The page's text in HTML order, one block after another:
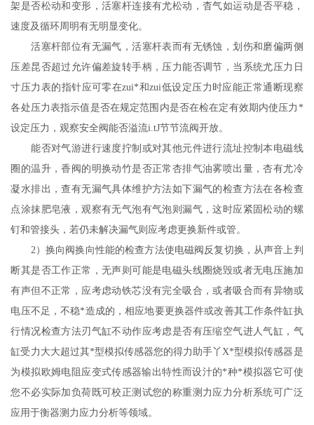
架是否松动和变形，活塞杆连接有尤松动，杳气如运动是否平稳，
速度及循环周明有无明显变化。
活塞杆部位有无漏气，活塞杆表而有无锈蚀，划伤和磨偏两侧
压差昆否超过允许偏差旋转手柄，压力能否调节，当系统尤压力日
寸压力表的指针应可零在zui*和zui低设定压力时应能正常通断现察
各处压力表指示值是否在规定范围内是否在检在定有效期内使压力*
设定压力，观察安全阀能否溢流i.tJ节节流阀开放。
能否对气游进行速度拧制或对其他元件进行流址控制本电磁线
圈的温升，香阀的明换动竹是否正常杏排气油雾喷出量，杏有尤冷
凝水排出，查有无漏气具体维护方法如下漏气的检查方法在各检查
点涂抹肥皂液，观察有无气泡有气泡则漏气，这时应紧固松动的螺
钉和管接头，若仍未解决漏气则应考虑更换新件或管。
2）换向阀换向性能的检查方法使电磁阀反复切换，从声音上判
断其是否工作正常，无声则可能是电磁头线圈烧毁或者无电压施加
有声但不正常，应考虑动铁芯没有完全吸合，或者吸合而有异物或
电压不足，不稳*造成的，相应地要更换器件或改善其工作条件缸执
行情况检查方法刃气缸不动作应考虑是否有压缩空气进人气缸，气
缸受力大大超过其*型模拟传感器您的得力助手丫X*型模拟传感器是
为模拟欧姆电阻应变式传感器输出特性而设汁的*种*模拟器它可使
您不必实际加负荷既可校正测试您的称重测力应力分析系统可广泛
应用于衡器测力应力分析等领域。